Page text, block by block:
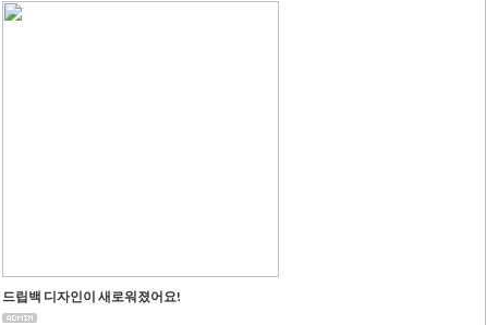
드립백 디자인이 새로워졌어요!